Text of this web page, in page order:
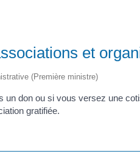
et
(Première ministre)
don ou si vous versez une
gratifiée.